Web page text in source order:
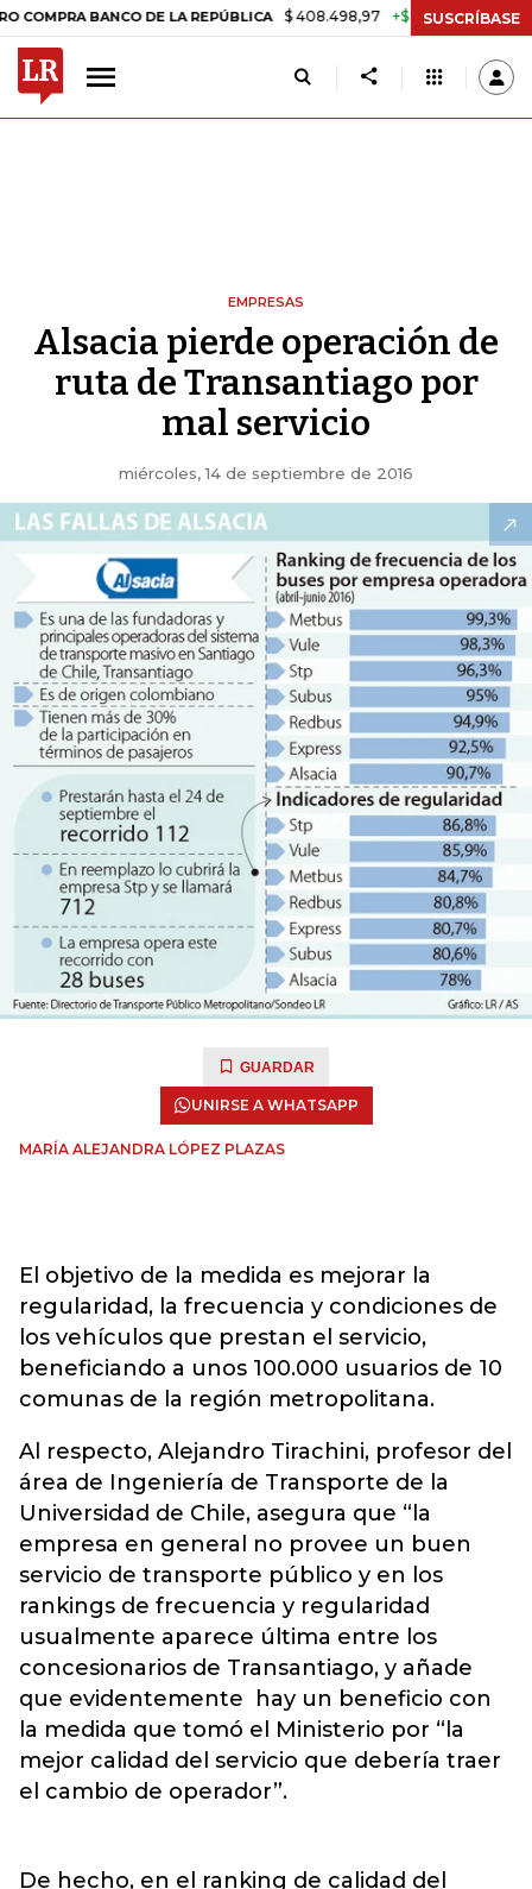
BANCO DE LA REPÚBLICA $ 408.498,97 +$ 8.753,81 +2,19%
SUSCRÍBASE
EMPRESAS
Alsacia pierde operación de
ruta de Transantiago por
mal servicio
miércoles, 14 de septiembre de 2016
GUARDAR
UNIRSE A WHATSAPP
MARÍA ALEJANDRA LÓPEZ PLAZAS
El objetivo de la medida es mejorar la
regularidad, la frecuencia y condiciones de
los vehículos que prestan el servicio,
beneficiando a unos 100.000 usuarios de 10
comunas de la región metropolitana.
Al respecto, Alejandro Tirachini, profesor del
área de Ingeniería de Transporte de la
Universidad de Chile, asegura que “la
empresa en general no provee un buen
servicio de transporte público y en los
rankings de frecuencia y regularidad
usualmente aparece última entre los
concesionarios de Transantiago, y añade
que evidentemente hay un beneficio con
la medida que tomó el Ministerio por “la
mejor calidad del servicio que debería traer
el cambio de operador”.
De hecho, en el ranking de calidad del